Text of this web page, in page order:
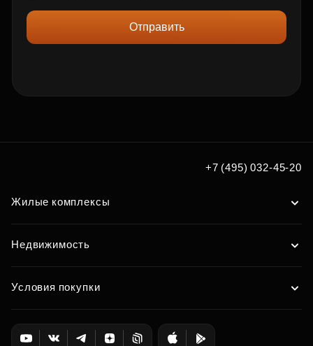
Отправить
+7 (495) 032-45-20
Жилые комплексы
Недвижимость
Условия покупки